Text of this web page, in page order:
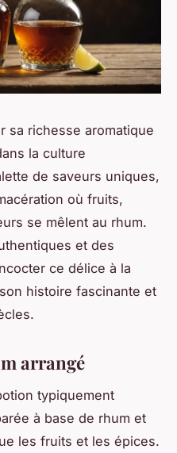
sa richesse aromatique
la culture
de saveurs uniques,
où fruits,
se mêlent au rhum.
et des
ce délice à la
histoire fascinante et
arrangé
typiquement
à base de rhum et
les fruits et les épices.